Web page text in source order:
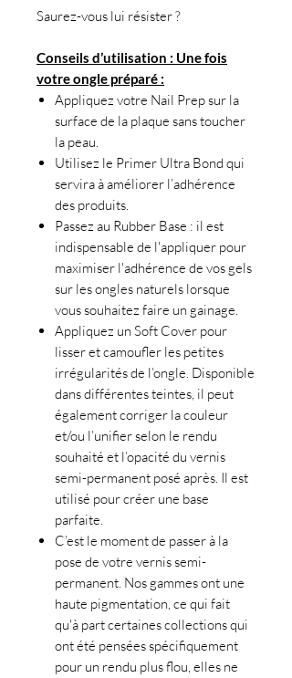
Saurez-vous lui résister ?
Conseils d’utilisation : Une fois
votre ongle préparé :
Appliquez votre Nail Prep sur la
surface de la plaque sans toucher
la peau.
Utilisez le Primer Ultra Bond qui
servira à améliorer l’adhérence
des produits.
Passez au Rubber Base : il est
indispensable de l'appliquer pour
maximiser l'adhérence de vos gels
sur les ongles naturels lorsque
vous souhaitez faire un gainage.
Appliquez un Soft Cover pour
lisser et camoufler les petites
irrégularités de l’ongle. Disponible
dans différentes teintes, il peut
également corriger la couleur
et/ou l’unifier selon le rendu
souhaité et l’opacité du vernis
semi-permanent posé après. Il est
utilisé pour créer une base
parfaite.
C’est le moment de passer à la
pose de votre vernis semi-
permanent. Nos gammes ont une
haute pigmentation, ce qui fait
qu'à part certaines collections qui
ont été pensées spécifiquement
pour un rendu plus flou, elles ne